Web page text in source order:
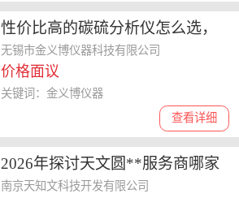
性价比高的碳硫分析仪怎么选，
聊聊金义博仪器实力与售后情况
无锡市金义博仪器科技有限公司
价格面议
查看详细
关键词：金义博仪器
2026年探讨天文圆**服务商哪家
好，分享选购实用指南
南京天知文科技开发有限公司